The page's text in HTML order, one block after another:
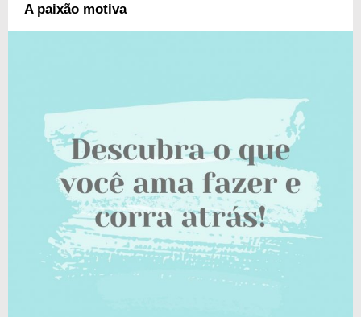
A paixão motiva